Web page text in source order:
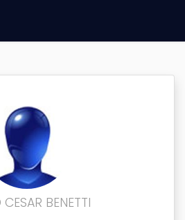
CESAR BENETTI